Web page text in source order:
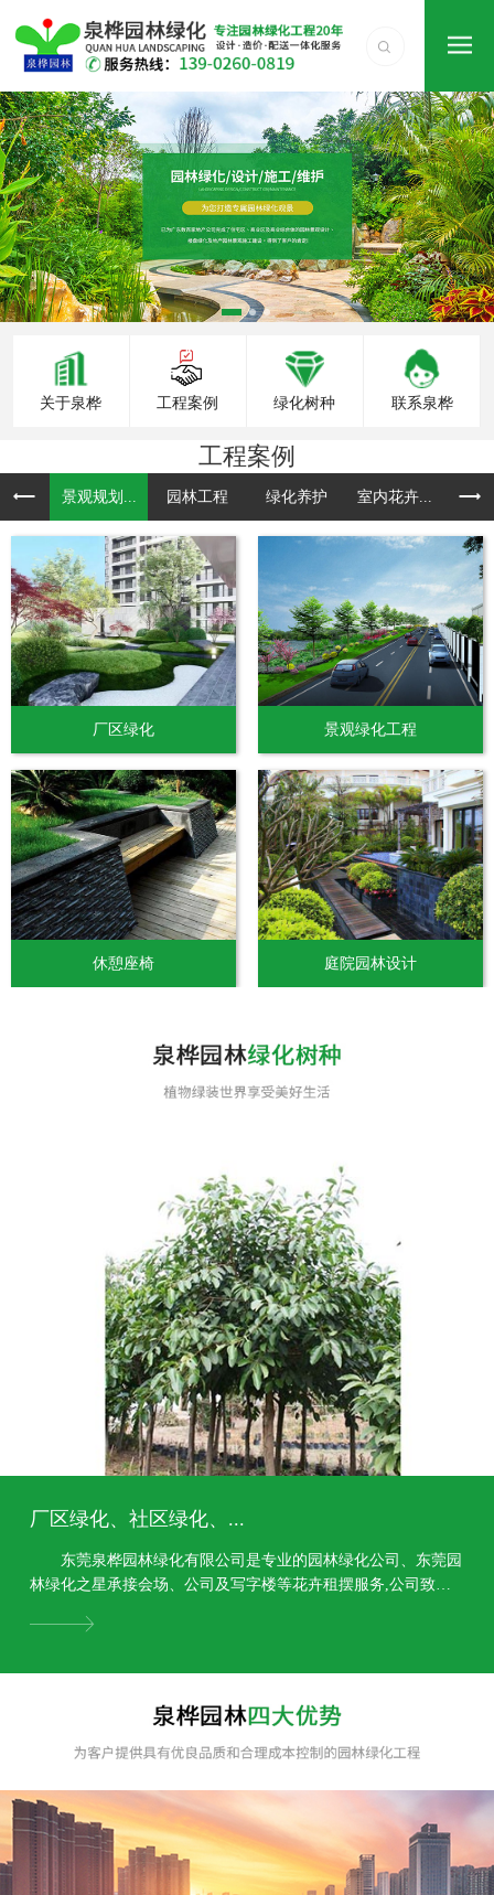
关于泉桦 工程案例 绿化树种 联系泉桦
工程案例
景观规划... 园林工程 绿化养护 室内花卉...
厂区绿化 景观绿化工程
休憩座椅 庭院园林设计
厂区绿化、社区绿化、...
东莞泉桦园林绿化有限公司是专业的园林绿化公司、东莞园
林绿化之星承接会场、公司及写字楼等花卉租摆服务,公司致力